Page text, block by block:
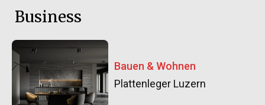
Business
Bauen & Wohnen
Plattenleger Luzern